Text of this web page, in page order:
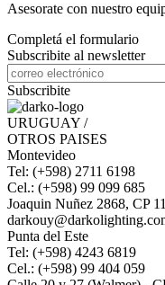
Asesorate con nuestro
Completá el formulario
Subscribite al newsletter
Subscribite
URUGUAY /
OTROS PAISES
Montevideo
Tel: (+598) 2711 6198
Cel.: (+598) 99 099 685
Joaquin Nuñez 2868, CP
Punta del Este
Tel: (+598) 4243 6819
Cel.: (+598) 99 404 059